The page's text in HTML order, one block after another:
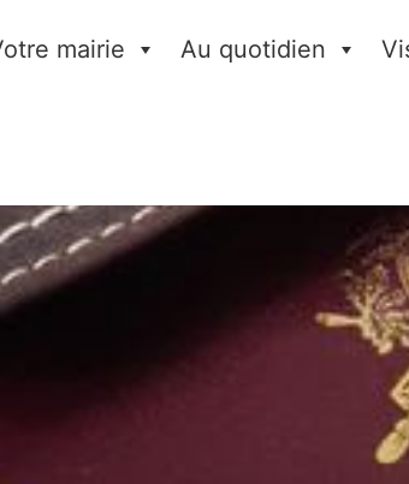
mairie Au quotidien